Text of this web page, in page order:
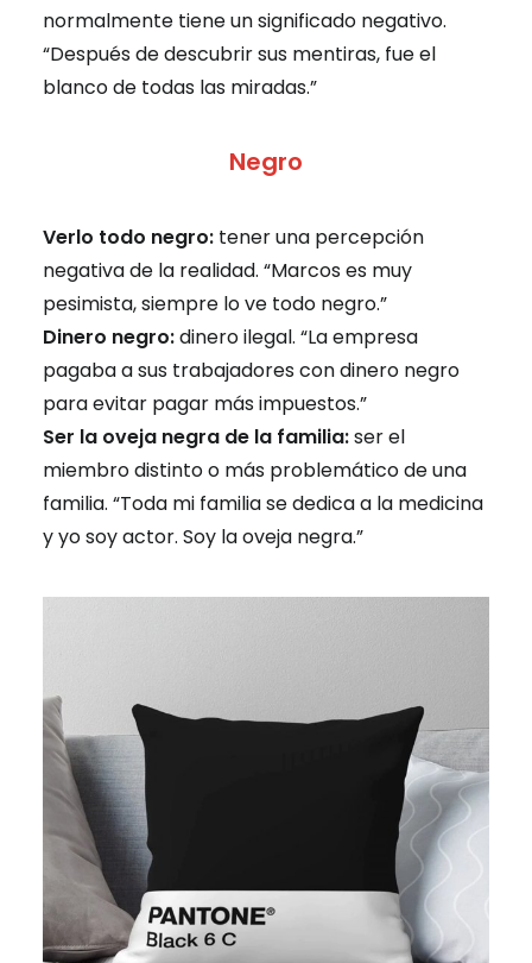
normalmente tiene un significado negativo.
“Después de descubrir sus mentiras, fue el
blanco de todas las miradas.”
Negro
Verlo todo negro: tener una percepción
negativa de la realidad. “Marcos es muy
pesimista, siempre lo ve todo negro.”
Dinero negro:dinero ilegal. “La empresa
pagaba a sus trabajadores con dinero negro
para evitar pagar más impuestos.”
Ser la oveja negra de la familia:ser el
miembro distinto o más problemático de una
familia. “Toda mi familia se dedica a la medicina
y yo soy actor. Soy la oveja negra.”